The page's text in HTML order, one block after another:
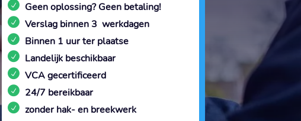
Geen oplossing? Geen betaling!
Verslag binnen 3 werkdagen
Binnen 1 uur ter plaatse
Landelijk beschikbaar
VCA gecertificeerd
24/7 bereikbaar
zonder hak- en breekwerk